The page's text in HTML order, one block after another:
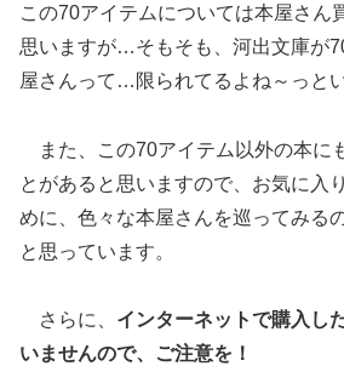
この70アイテムについては本屋さん
思いますが…そもそも、河出文庫が
屋さんって…限られてるよね～っと
また、この70アイテム以外の本に
とがあると思いますので、お気に入
めに、色々な本屋さんを巡ってみる
と思っています。
さらに、 インターネットで購入し
いませんので、ご注意を！